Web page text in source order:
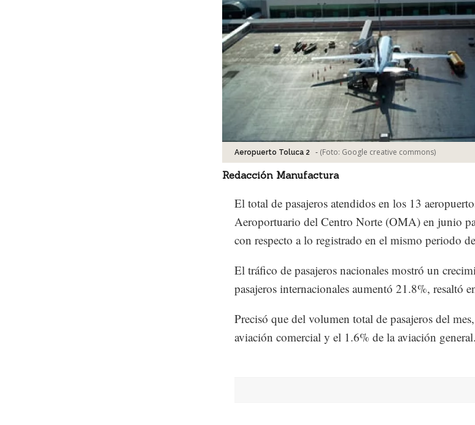
Aeropuerto Toluca 2 - (Foto: Google creative commons)
Redacción Manufactura
El total de pasajeros atendidos en los 13
Aeroportuario del Centro Norte (OMA) en junio
con respecto a lo registrado en el mismo periodo
El tráfico de pasajeros nacionales mostró un
pasajeros internacionales aumentó 21.8%, resaltó
Precisó que del volumen total de pasajeros del
aviación comercial y el 1.6% de la aviación general.